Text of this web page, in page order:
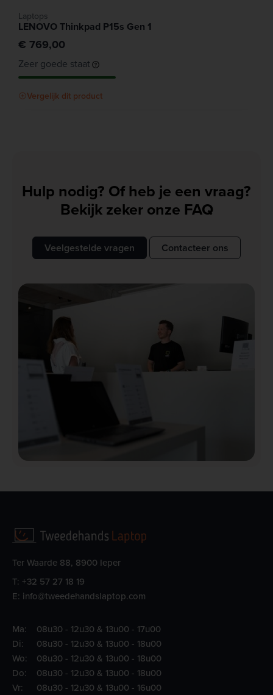
Laptops
LENOVO Thinkpad P15s Gen 1
€ 769,00
Zeer goede staat
Vergelijk dit product
Hulp nodig? Of heb je een vraag?
Bekijk zeker onze FAQ
Veelgestelde vragen Contacteer ons
Ter Waarde 88, 8900 Ieper
T: +32 57 27 18 19
E: info@tweedehandslaptop.com
Ma:
08u30 - 12u30 & 13u00 - 17u00
Di:
08u30 - 12u30 & 13u00 - 18u00
Wo:
08u30 - 12u30 & 13u00 - 18u00
Do:
08u30 - 12u30 & 13u00 - 18u00
Vr:
08u30 - 12u30 & 13u00 - 16u00